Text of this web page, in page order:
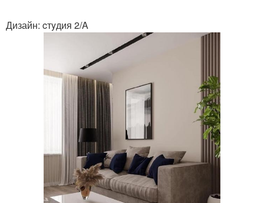
Дизайн: cтyдия 2/A